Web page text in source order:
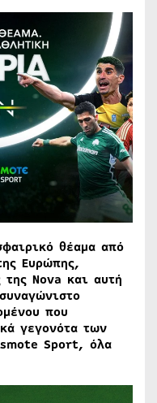
θέαμα από
Ευρώπης,
της Nova και αυτή
που
γεγονότα των
Sport, όλα